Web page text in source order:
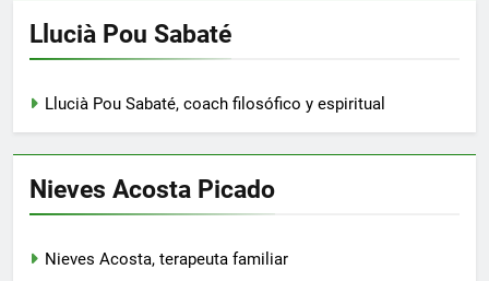
Llucià Pou Sabaté
Llucià Pou Sabaté, coach filosófico y espiritual
Nieves Acosta Picado
Nieves Acosta, terapeuta familiar